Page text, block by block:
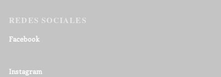
REDES SOCIALES
Facebook
Instagram